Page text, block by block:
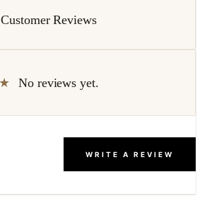
Customer Reviews
No reviews yet.
WRITE A REVIEW